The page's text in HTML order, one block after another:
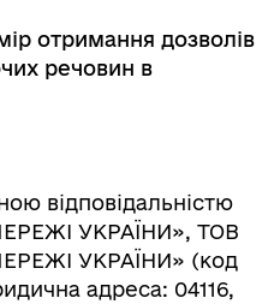
отримання дозволів
речовин в
відповідальністю
УКРАЇНИ», ТОВ
УКРАЇНИ» (код
адреса: 04116,